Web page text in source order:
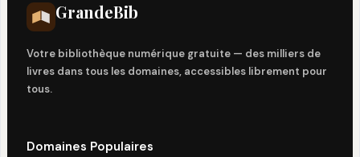
GrandeBib
Votre bibliothèque numérique gratuite — des milliers de
livres dans tous les domaines, accessibles librement pour
tous.
Domaines Populaires